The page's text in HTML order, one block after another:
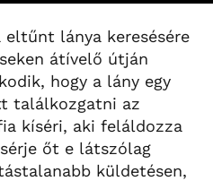
lánya keresésére
átívelő útján
hogy a lány egy
találkozgatni az
kíséri, aki feláldozza
őt e látszólag
küldetésen,